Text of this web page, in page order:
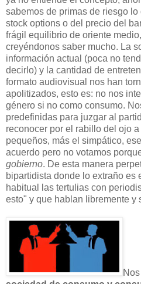
sabemos de primas de riesgo
stock options o del precio del
frágil equilibrio de oriente medio
creyéndonos saber mucho. La
información actual (poca no ten
decirlo) y la cantidad de
formato audiovisual nos han
apolitizados, esto es: no nos
género si no como consumo.
predefinidas para juzgar al
reconocer por el rabillo del ojo
pequeños, más el simpático,
acuerdo pero no votamos
gobierno. De esta manera
bipartidista donde lo extraño es
habitual las tertulias con
esto" y que hablan libremente y